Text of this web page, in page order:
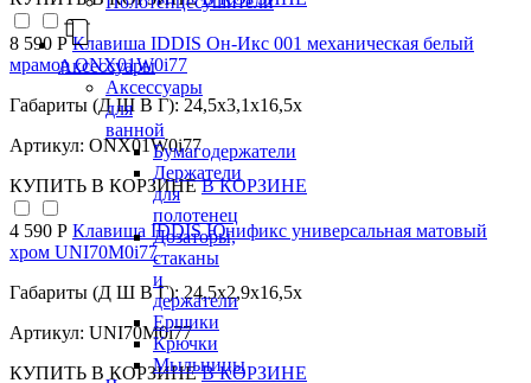
Аксессуары
Аксессуары
для
ванной
Бумагодержатели
Держатели
для
полотенец
Дозаторы,
стаканы
и
держатели
Ершики
Крючки
Мыльницы
8 590 РКлавиша IDDIS Он-Икс 001 механическая белый
мрамор ONX01W0i77
Габариты (Д Ш В Г): 24,5x3,1x16,5x
Артикул: ONX01W0i77
КУПИТЬ В КОРЗИНЕ В КОРЗИНЕ
4 590 Р Клавиша IDDIS Юнификс универсальная матовый
хром UNI70M0i77
Габариты (Д Ш В Г): 24,5x2,9x16,5x
Артикул: UNI70M0i77
КУПИТЬ В КОРЗИНЕ В КОРЗИНЕ